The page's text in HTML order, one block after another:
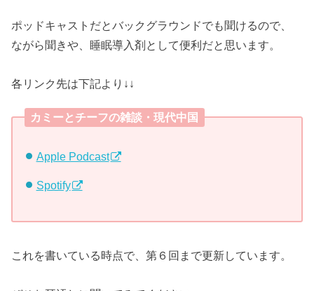
ポッドキャストだとバックグラウンドでも聞けるので、
ながら聞きや、睡眠導入剤として便利だと思います。
各リンク先は下記より↓↓
カミーとチーフの雑談・現代中国
Apple Podcast
Spotify
これを書いている時点で、第６回まで更新しています。